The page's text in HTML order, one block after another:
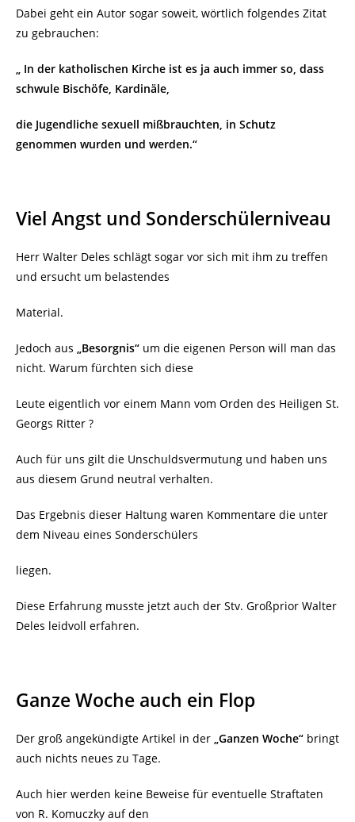
Dabei geht ein Autor sogar soweit, wörtlich folgendes Zitat
zu gebrauchen:
„ In der katholischen Kirche ist es ja auch immer so, dass
schwule Bischöfe, Kardinäle,
die Jugendliche sexuell mißbrauchten, in Schutz
genommen wurden und werden.“
Viel Angst und Sonderschülerniveau
Herr Walter Deles schlägt sogar vor sich mit ihm zu treffen
und ersucht um belastendes
Material.
Jedoch aus „Besorgnis“ um die eigenen Person will man das
nicht. Warum fürchten sich diese
Leute eigentlich vor einem Mann vom Orden des Heiligen St.
Georgs Ritter ?
Auch für uns gilt die Unschuldsvermutung und haben uns
aus diesem Grund neutral verhalten.
Das Ergebnis dieser Haltung waren Kommentare die unter
dem Niveau eines Sonderschülers
liegen.
Diese Erfahrung musste jetzt auch der Stv. Großprior Walter
Deles leidvoll erfahren.
Ganze Woche auch ein Flop
Der groß angekündigte Artikel in der „Ganzen Woche“ bringt
auch nichts neues zu Tage.
Auch hier werden keine Beweise für eventuelle Straftaten
von R. Komuczky auf den